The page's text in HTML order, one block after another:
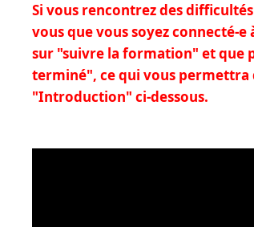
Si vous rencontrez des
vous que vous soyez connecté-
sur "suivre la formation" et que
terminé", ce qui vous permettra
"Introduction" ci-dessous.